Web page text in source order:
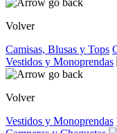
Volver
Camisas, Blusas y Tops
Vestidos y Monoprendas
Volver
Vestidos y Monoprendas